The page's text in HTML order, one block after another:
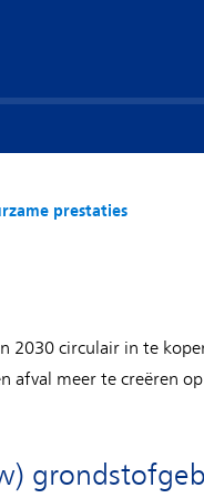
prestaties
2030 circulair in te
afval meer te creëren